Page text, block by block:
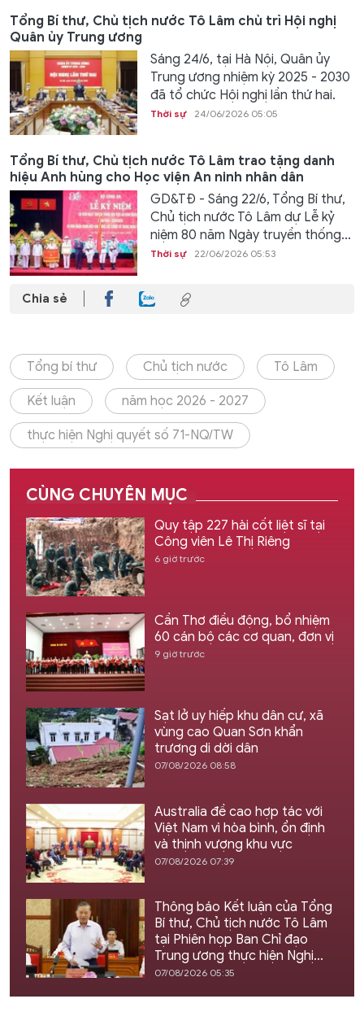
Tổng Bí thư, Chủ tịch nước Tô Lâm chủ trì Hội nghị
Quân ủy Trung ương
Sáng 24/6, tại Hà Nội, Quân ủy
Trung ương nhiệm kỳ 2025 - 2030
đã tổ chức Hội nghị lần thứ hai.
Thời sự 24/06/2026 05:05
Tổng Bí thư, Chủ tịch nước Tô Lâm trao tặng danh
hiệu Anh hùng cho Học viện An ninh nhân dân
GD&TĐ - Sáng 22/6, Tổng Bí thư,
Chủ tịch nước Tô Lâm dự Lễ kỷ
niệm 80 năm Ngày truyền thống...
Thời sự 22/06/2026 05:53
Chia sẻ
Tổng bí thư Chủ tịch nước Tô Lâm
Kết luận năm học 2026 - 2027
thực hiện Nghị quyết số 71-NQ/TW
CÙNG CHUYÊN MỤC
Quy tập 227 hài cốt liệt sĩ tại
Công viên Lê Thị Riêng
6 giờ trước
Cần Thơ điều động, bổ nhiệm
60 cán bộ các cơ quan, đơn vị
9 giờ trước
Sạt lở uy hiếp khu dân cư, xã
vùng cao Quan Sơn khẩn
trương di dời dân
07/08/2026 08:58
Australia đề cao hợp tác với
Việt Nam vì hòa bình, ổn định
và thịnh vượng khu vực
07/08/2026 07:39
Thông báo Kết luận của Tổng
Bí thư, Chủ tịch nước Tô Lâm
tại Phiên họp Ban Chỉ đạo
Trung ương thực hiện Nghị
quyết 57
07/08/2026 05:35